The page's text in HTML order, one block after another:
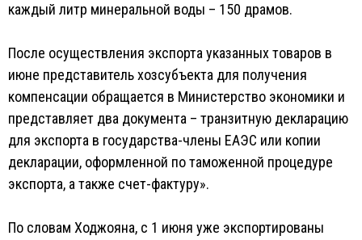
каждый литр минеральной воды – 150 драмов.
После осуществления экспорта указанных товаров в
июне представитель хозсубъекта для получения
компенсации обращается в Министерство экономики и
представляет два документа – транзитную декларацию
для экспорта в государства-члены ЕАЭС или копии
декларации, оформленной по таможенной процедуре
экспорта, а также счет-фактуру».
По словам Ходжояна, с 1 июня уже экспортированы